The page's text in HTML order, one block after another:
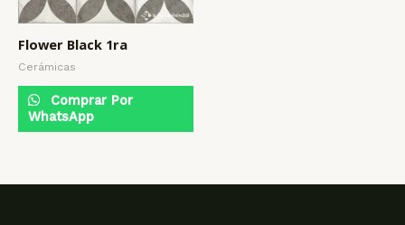
Flower Black 1ra
Cerámicas
Comprar Por
WhatsApp